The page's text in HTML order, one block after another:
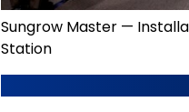
Sungrow Master —
Station